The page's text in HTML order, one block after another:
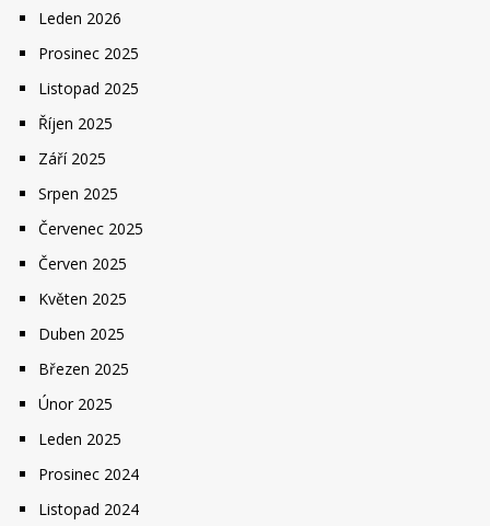
Leden 2026
Prosinec 2025
Listopad 2025
Říjen 2025
Září 2025
Srpen 2025
Červenec 2025
Červen 2025
Květen 2025
Duben 2025
Březen 2025
Únor 2025
Leden 2025
Prosinec 2024
Listopad 2024